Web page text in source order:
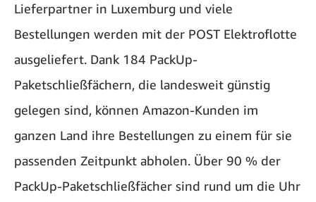
Lieferpartner in Luxemburg und viele
Bestellungen werden mit der POST Elektroflotte
ausgeliefert. Dank 184 PackUp-
Paketschließfächern, die landesweit günstig
gelegen sind, können Amazon-Kunden im
ganzen Land ihre Bestellungen zu einem für sie
passenden Zeitpunkt abholen. Über 90 % der
PackUp-Paketschließfächer sind rund um die Uhr